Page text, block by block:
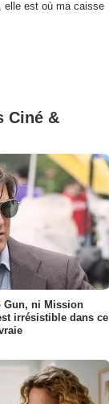
elle est où ma caisse
Ciné &
Gun, ni Mission
irrésistible dans ce